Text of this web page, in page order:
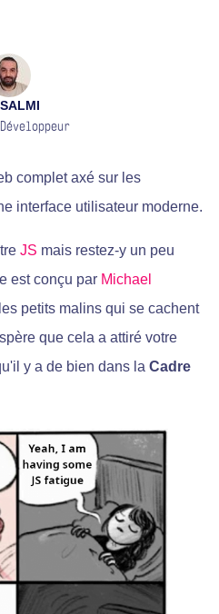
complet axé sur les
interface utilisateur moderne.
JS mais restez-y un peu
est conçu par Michael
les petits malins qui se cachent
que cela a attiré votre
y a de bien dans la Cadre